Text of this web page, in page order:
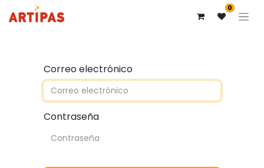
0
Correo electrónico
Contraseña